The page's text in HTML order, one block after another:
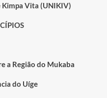
Vita (UNIKIV)
a Região do Mukaba
do Uíge